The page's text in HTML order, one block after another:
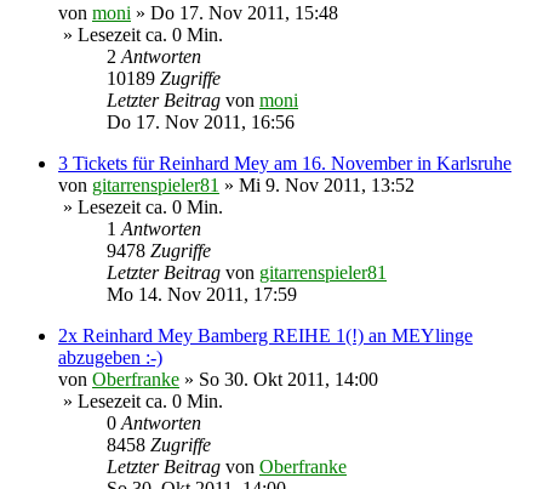
von moni » Do 17. Nov 2011, 15:48
» Lesezeit ca. 0 Min.
2Antworten
10189 Zugriffe
Letzter Beitrag von moni
Do 17. Nov 2011, 16:56
3 Tickets für Reinhard Mey am 16. November in Karlsruhe
von gitarrenspieler81 » Mi 9. Nov 2011, 13:52
» Lesezeit ca. 0 Min.
1Antworten
9478 Zugriffe
Letzter Beitrag von gitarrenspieler81
Mo 14. Nov 2011, 17:59
2x Reinhard Mey Bamberg REIHE 1(!) an MEYlinge
abzugeben :-)
von Oberfranke » So 30. Okt 2011, 14:00
» Lesezeit ca. 0 Min.
0Antworten
8458 Zugriffe
Letzter Beitrag von Oberfranke